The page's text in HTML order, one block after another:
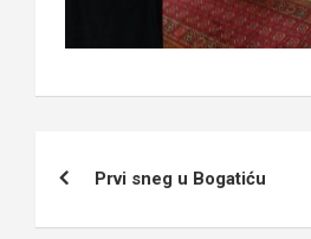
Prvi sneg u Bogatiću